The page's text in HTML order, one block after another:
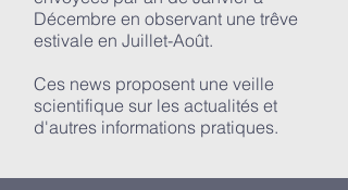
Décembre en observant une trêve
estivale en Juillet-Août.
Ces news proposent une veille
scientifique sur les actualités et
d'autres informations pratiques.